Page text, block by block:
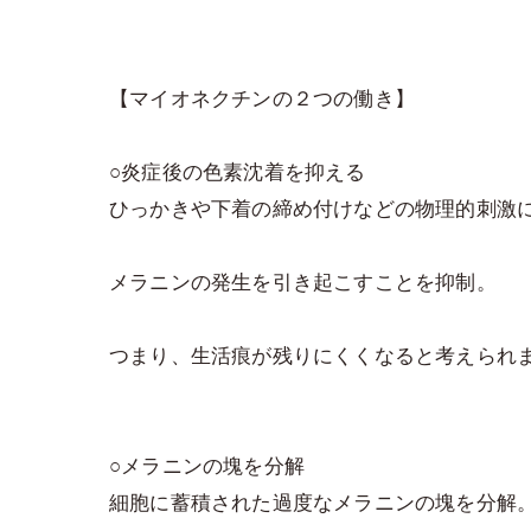
【マイオネクチンの２つの働き】
○炎症後の色素沈着を抑える
ひっかきや下着の締め付けなどの物理的刺激
メラニンの発生を引き起こすことを抑制。
つまり、生活痕が残りにくくなると考えられま
○メラニンの塊を分解
細胞に蓄積された過度なメラニンの塊を分解。